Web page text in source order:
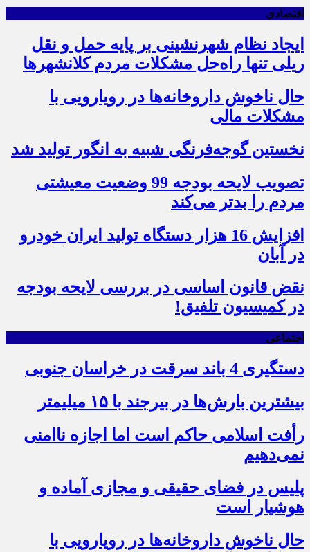
اقتصادی
ایجاد نظام شهرنشینی بر پایه حمل و نقل
ریلی تنها راه‌حل مشکلات مردم کلانشهرها
حال ناخوش داروخانه‌ها در رویارویی با
مشکلات مالی
نخستین گوجه‌فرنگی شبیه به انگور تولید شد
تصویب لایحه بودجه 99 وضعیت معیشتی
مردم را بدتر می‌کند
افزایش 16 هزار دستگاه تولید ایران خودرو
در آبان
نقض قانون اساسی در بررسی لایحه بودجه
در کمیسیون تلفیق!
اجتماعی
دستگیری 4 باند سرقت در خراسان جنوبی
بیشترین بارش‌ها در بیرجند با ۱۵ میلیمتر
رأفت اسلامی حاکم است اما اجازه ناامنی
نمی‌دهیم
پلیس در فضای حقیقی و مجازی آماده و
هوشیار است
حال ناخوش داروخانه‌ها در رویارویی با